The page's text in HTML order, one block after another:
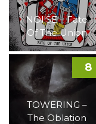
NOI!SE – Fate
Of The Union
TOWERING –
The Oblation
8